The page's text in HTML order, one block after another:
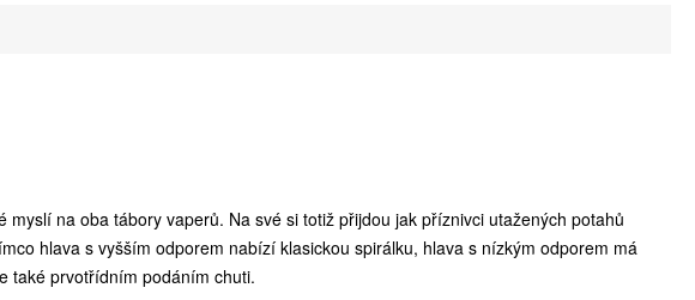
na oba tábory vaperů. Na své si totiž přijdou jak příznivci utažených potahů
hlava s vyšším odporem nabízí klasickou spirálku, hlava s nízkým odporem má
také prvotřídním podáním chuti.